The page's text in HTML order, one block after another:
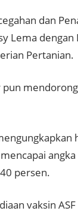
dan
Lema
Pertanian.
pun
persen.
vaksin